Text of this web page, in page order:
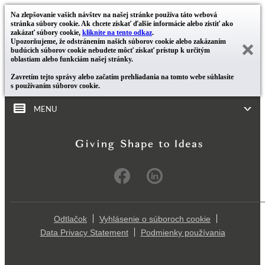
Na zlepšovanie vašich návštev na našej stránke používa táto webová
stránka súbory cookie. Ak chcete získať ďalšie informácie alebo zistiť ako
zakázať súbory cookie, kliknite na tento odkaz.
Upozorňujeme, že odstránením našich súborov cookie alebo zakázaním
budúcich súborov cookie nebudete môcť získať prístup k určitým
oblastiam alebo funkciám našej stránky.
Zavretím tejto správy alebo začatím prehliadania na tomto webe súhlasíte
s používaním súborov cookie.
MENU
Odtlačok
Vyhlásenie o súboroch cookie
Data Privacy Statement
Podmienky používania